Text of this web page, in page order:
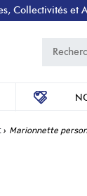
Collectivités et
› Marionnette